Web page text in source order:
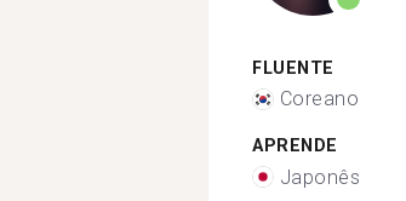
FLUENTE
Coreano
APRENDE
Japonês